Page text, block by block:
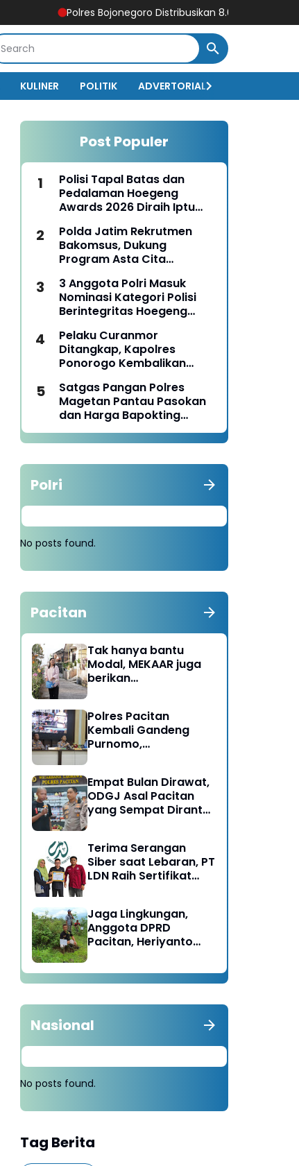
Polres Bojonegoro Distribusikan 8.000 Liter Air Bersih
KULINER POLITIK ADVERTORIAL
Post Populer
Polisi Tapal Batas dan
Pedalaman Hoegeng
Awards 2026 Diraih Iptu
Pengabdian Humanis di
Nduga
Polda Jatim Rekrutmen
Bakomsus, Dukung
Program Asta Cita
3 Anggota Polri Masuk
Nominasi Kategori Polisi
Berintegritas Hoegeng
Pelaku Curanmor
Ditangkap, Kapolres
Ponorogo Kembalikan
Satgas Pangan Polres
Magetan Pantau Pasokan
dan Harga Bapokting
Pascalebaran
Polri
No posts found.
Pacitan
Tak hanya bantu
Modal, MEKAAR juga
berikan
Dapur Tetap Ngebul
Polres Pacitan
Kembali Gandeng
Purnomo,
Rehabilitasi
Empat Bulan Dirawat,
ODGJ Asal Pacitan
yang Sempat Dirantai
Terima Serangan
Siber saat Lebaran, PT
LDN Raih Sertifikat
Karesidenan Madiun
Raya
Jaga Lingkungan,
Anggota DPRD
Pacitan, Heriyanto
Tebang 100 Pohon
diganti Tanam 1000
Nasional
No posts found.
Tag Berita